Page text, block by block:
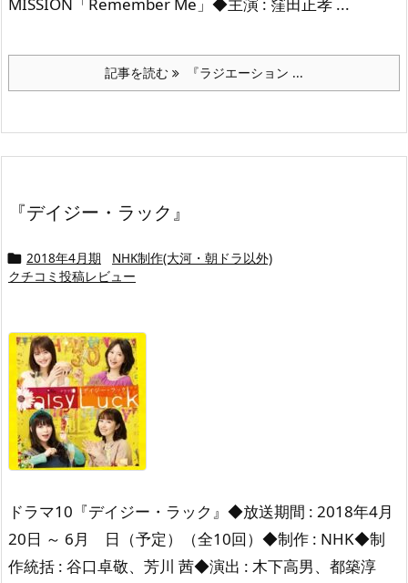
MISSION「Remember Me」◆主演 : 窪田正孝 ...
記事を読む 『ラジエーション ...
『デイジー・ラック』
 2018年4月期
NHK制作(大河・朝ドラ以外)
クチコミ投稿レビュー
ドラマ10『デイジー・ラック』 ◆放送期間 : 2018年4月
20日 ～ 6月 日（予定）
（全10回） ◆制作 : NHK◆制
作統括 : 谷口卓敬、芳川 茜◆演出 : 木下高男、都築淳